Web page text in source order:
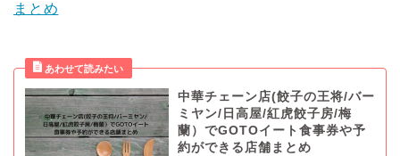
まとめ
中華チェーン店(餃子の王将/バー
ミヤン/日高屋/紅虎餃子房/梅
蘭）でGOTOイート食事券や予
約ができる店舗まとめ